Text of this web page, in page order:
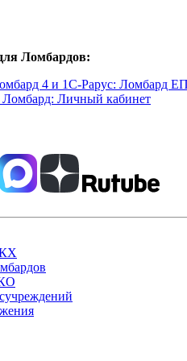
Ломбардов:
4 и 1С-Рарус: Ломбард
Личный кабинет